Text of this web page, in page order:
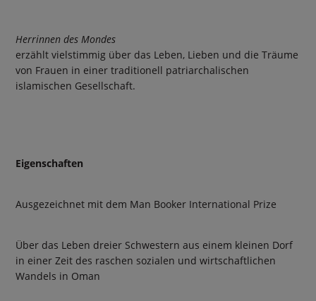
Herrinnen des Mondes
erzählt vielstimmig über das Leben, Lieben und die Träume
von Frauen in einer traditionell patriarchalischen
islamischen Gesellschaft.
Eigenschaften
Ausgezeichnet mit dem Man Booker International Prize
Über das Leben dreier Schwestern aus einem kleinen Dorf
in einer Zeit des raschen sozialen und wirtschaftlichen
Wandels in Oman